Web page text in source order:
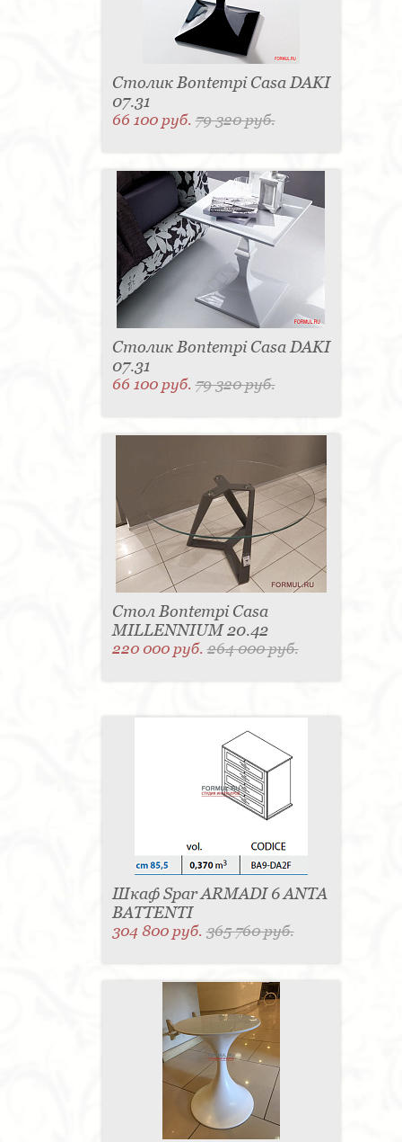
Столик Bontempi Casa DAKI
07.31
66 100 руб.79 320 руб.
Столик Bontempi Casa DAKI
07.31
66 100 руб.79 320 руб.
Стол Bontempi Casa
MILLENNIUM 20.42
220 000 руб.264 000 руб.
Шкаф Spar ARMADI 6 ANTA
BATTENTI
304 800 руб.365 760 руб.